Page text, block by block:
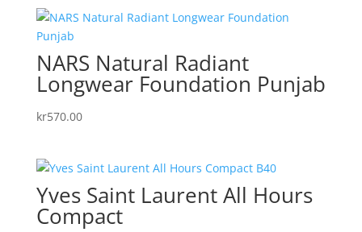
NARS Natural Radiant
Longwear Foundation Punjab
kr570.00
Yves Saint Laurent All Hours
Compact